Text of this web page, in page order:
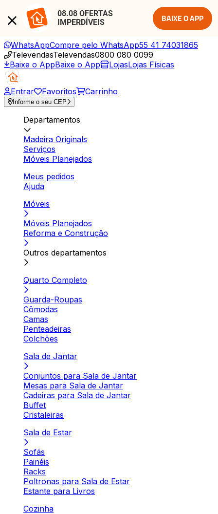
08.08 OFERTAS
IMPERDÍVEIS
BAIXE O APP
WhatsAppCompre pelo WhatsApp55 41 74031865
TelevendasTelevendas0800 080 0099
Baixe o AppBaixe o App LojasLojas Físicas
Entrar Favoritos Carrinho
Informe o seu CEP
Departamentos
Madeira Originals
Serviços
Móveis Planejados
Meus pedidos
Ajuda
Móveis
Móveis Planejados
Reforma e Construção
Outros departamentos
Quarto Completo
Guarda-Roupas
Cômodas
Camas
Penteadeiras
Colchões
Sala de Jantar
Conjuntos para Sala de Jantar
Mesas para Sala de Jantar
Cadeiras para Sala de Jantar
Buffet
Cristaleiras
Sala de Estar
Sofás
Painéis
Racks
Poltronas para Sala de Estar
Estante para Livros
Cozinha